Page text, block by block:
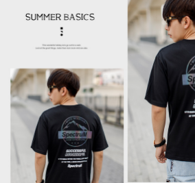
時審查核予不同之上限額度；若仍有額度不足之
請求用戶進行身份認證。
５．嚴禁一人註冊多個帳號或使用他人資訊註冊
恩沛科技股份有限公司將有權停止該用戶之使用